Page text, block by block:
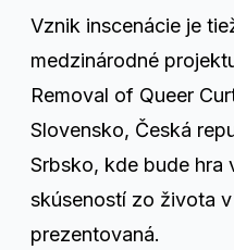
Vznik inscenácie je
medzinárodné
Removal of Queer
Slovensko, Česká
Srbsko, kde bude
skúseností zo života
prezentovaná.